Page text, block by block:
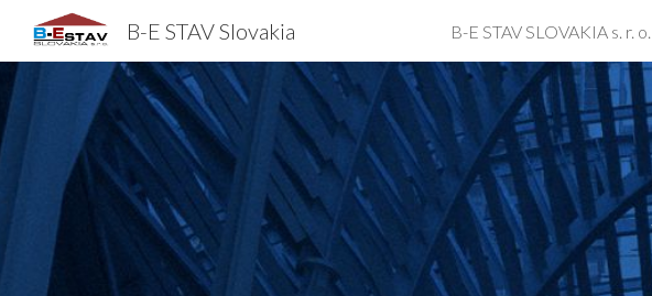
Skip to main content
B-E STAV Slovakia B-E STAV SLOVAKIA s. r. o.